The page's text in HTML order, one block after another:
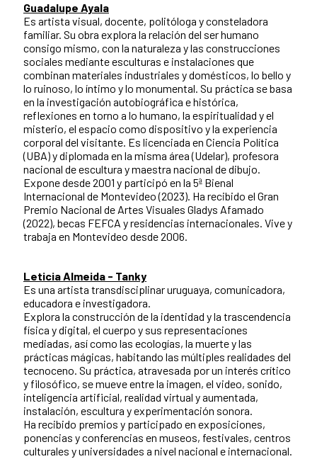
Guadalupe Ayala
Es artista visual, docente, politóloga y consteladora
familiar. Su obra explora la relación del ser humano
consigo mismo, con la naturaleza y las construcciones
sociales mediante esculturas e instalaciones que
combinan materiales industriales y domésticos, lo bello y
lo ruinoso, lo íntimo y lo monumental. Su práctica se basa
en la investigación autobiográfica e histórica,
reflexiones en torno a lo humano, la espiritualidad y el
misterio, el espacio como dispositivo y la experiencia
corporal del visitante. Es licenciada en Ciencia Política
(UBA) y diplomada en la misma área (Udelar), profesora
nacional de escultura y maestra nacional de dibujo.
Expone desde 2001 y participó en la 5ª Bienal
Internacional de Montevideo (2023). Ha recibido el Gran
Premio Nacional de Artes Visuales Gladys Afamado
(2022), becas FEFCA y residencias internacionales. Vive y
trabaja en Montevideo desde 2006.
Leticia Almeida - Tanky
Es una artista transdisciplinar uruguaya, comunicadora,
educadora e investigadora.
Explora la construcción de la identidad y la trascendencia
física y digital, el cuerpo y sus representaciones
mediadas, así como las ecologías, la muerte y las
prácticas mágicas, habitando las múltiples realidades del
tecnoceno. Su práctica, atravesada por un interés crítico
y filosófico, se mueve entre la imagen, el video, sonido,
inteligencia artificial, realidad virtual y aumentada,
instalación, escultura y experimentación sonora.
Ha recibido premios y participado en exposiciones,
ponencias y conferencias en museos, festivales, centros
culturales y universidades a nivel nacional e internacional.